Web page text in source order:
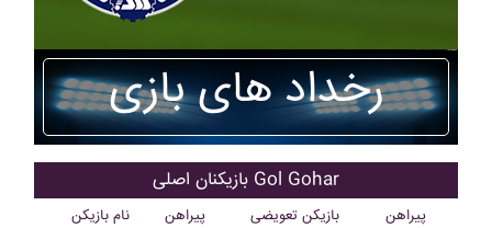
رخداد های بازی
بازیکنان اصلی Gol Gohar
نام بازیکن پیراهن بازیکن تعویضی پیراهن